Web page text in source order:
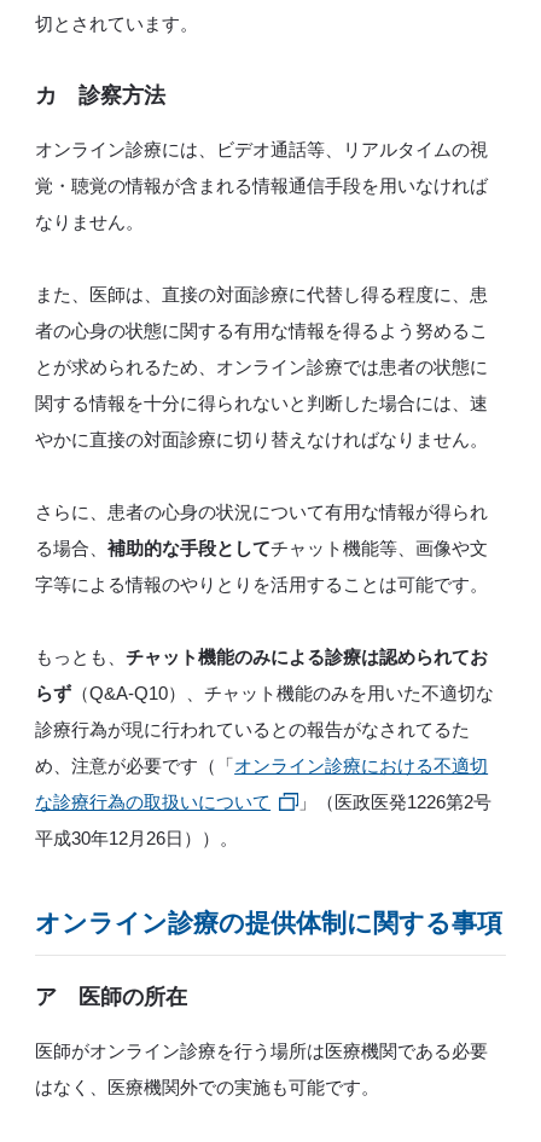
切とされています。
カ 診察方法
オンライン診療には、ビデオ通話等、リアルタイムの視
覚・聴覚の情報が含まれる情報通信手段を用いなければ
なりません。
また、医師は、直接の対面診療に代替し得る程度に、患
者の心身の状態に関する有用な情報を得るよう努めるこ
とが求められるため、オンライン診療では患者の状態に
関する情報を十分に得られないと判断した場合には、速
やかに直接の対面診療に切り替えなければなりません。
さらに、患者の心身の状況について有用な情報が得られ
る場合、補助的な手段としてチャット機能等、画像や文
字等による情報のやりとりを活用することは可能です。
もっとも、チャット機能のみによる診療は認められてお
らず （Q&A-Q10）、チャット機能のみを用いた不適切な
診療行為が現に行われているとの報告がなされてるた
め、注意が必要です（「オンライン診療における不適切
な診療行為の取扱いについて
」（医政医発1226第2号
平成30年12月26日））。
オンライン診療の提供体制に関する事項
ア 医師の所在
医師がオンライン診療を行う場所は医療機関である必要
はなく、医療機関外での実施も可能です。